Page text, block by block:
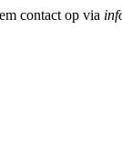
contact op via